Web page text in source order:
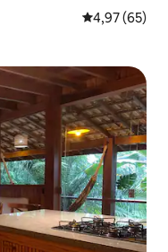
Priemerné
4,97 (65)